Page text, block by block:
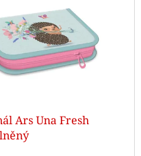
Ars Una Fresh